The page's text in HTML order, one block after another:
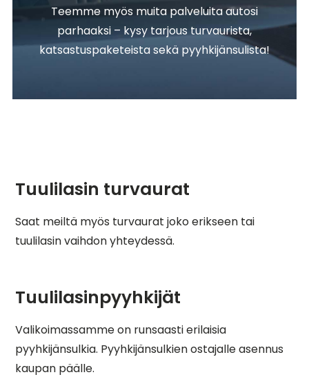
Teemme myös muita palveluita autosi
parhaaksi – kysy tarjous turvaurista,
katsastuspaketeista sekä pyyhkijänsulista!
Tuulilasin turvaurat
Saat meiltä myös turvaurat joko erikseen tai
tuulilasin vaihdon yhteydessä.
Tuulilasinpyyhkijät
Valikoimassamme on runsaasti erilaisia
pyyhkijänsulkia. Pyyhkijänsulkien ostajalle asennus
kaupan päälle.